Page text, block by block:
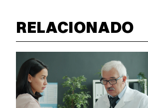
RELACIONADO